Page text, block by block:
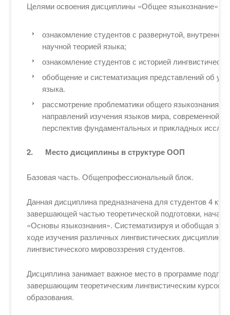
Целями освоения дисциплины «Общее языкознание»
ознакомление студентов с развернутой, внутренне
научной теорией языка;
ознакомление студентов с историей
обобщение и систематизация представлений об
языка.
рассмотрение проблематики общего языкознания
направлений изучения языков мира, современной
перспектив фундаментальных и прикладных
2. Место дисциплины в структуре ООП
Базовая часть. Общепрофессиональный блок.
Данная дисциплина предназначена для студентов 4
завершающей частью теоретической подготовки,
«Основы языкознания». Систематизируя и обобщая
ходе изучения различных лингвистических дисциплин,
лингвистического мировоззрения студентов.
Дисциплина занимает важное место в программе
завершающим теоретическим лингвистическим курсом
образования.